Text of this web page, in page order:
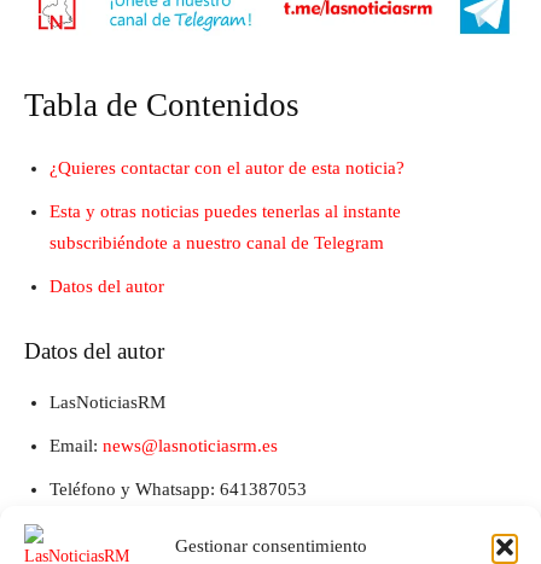
Gestionar consentimiento
Tabla de Contenidos
¿Quieres contactar con el autor de esta noticia?
Esta y otras noticias puedes tenerlas al instante
subscribiéndote a nuestro canal de Telegram
Datos del autor
Datos del autor
LasNoticiasRM
Email: news@lasnoticiasrm.es
Teléfono y Whatsapp: 641387053